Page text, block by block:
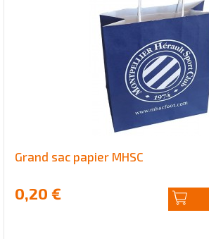
Grand sac papier MHSC
0,20 €